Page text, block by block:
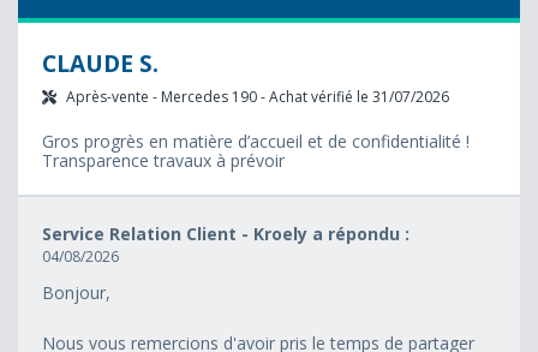
CLAUDE S.
Après-vente - Mercedes 190 - Achat vérifié le 31/07/2026
Gros progrès en matière d’accueil et de confidentialité !
Transparence travaux à prévoir
Service Relation Client - Kroely a répondu :
04/08/2026
Bonjour,
Nous vous remercions d'avoir pris le temps de partager